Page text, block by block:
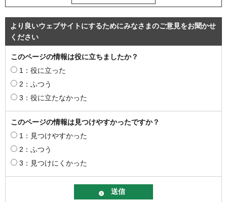
より良いウェブサイトにするためにみなさまのご意見をお聞かせ
ください
このページの情報は役に立ちましたか？
1：役に立った
2：ふつう
3：役に立たなかった
このページの情報は見つけやすかったですか？
1：見つけやすかった
2：ふつう
3：見つけにくかった